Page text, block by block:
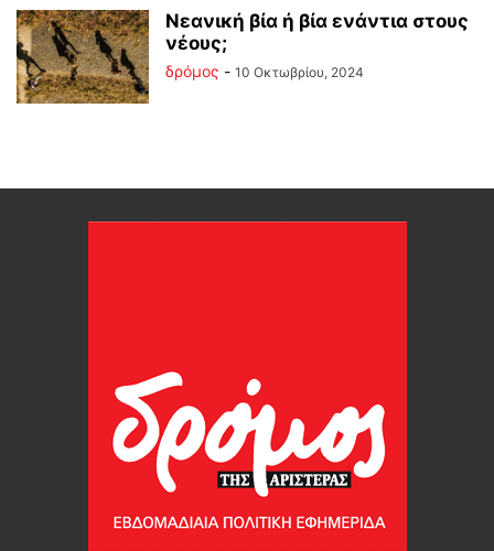
Νεανική βία ή βία ενάντια στους
νέους;
δρόμος - 10 Οκτωβρίου, 2024